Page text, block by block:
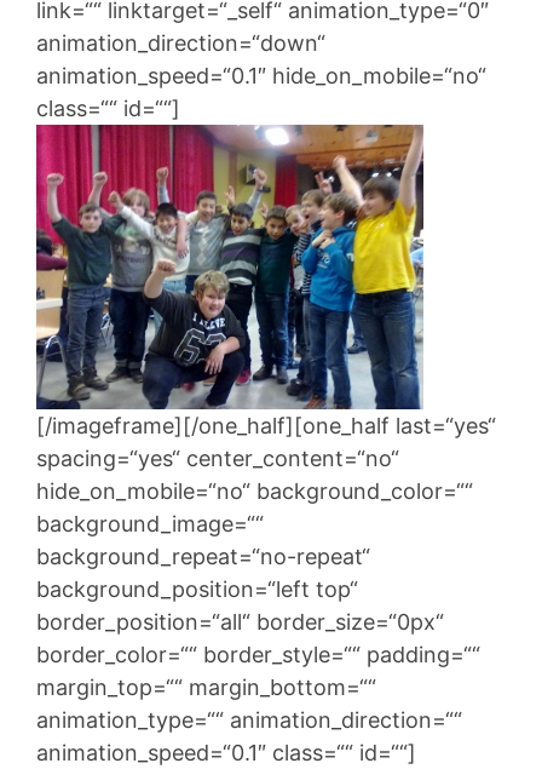
link=““ linktarget=“_self“ animation_type=“0″
animation_direction=“down“
animation_speed=“0.1″ hide_on_mobile=“no“
class=““ id=““]
[/imageframe][/one_half][one_half last=“yes“
spacing=“yes“ center_content=“no“
hide_on_mobile=“no“ background_color=““
background_image=““
background_repeat=“no-repeat“
background_position=“left top“
border_position=“all“ border_size=“0px“
border_color=““ border_style=““ padding=““
margin_top=““ margin_bottom=““
animation_type=““ animation_direction=““
animation_speed=“0.1″ class=““ id=““]